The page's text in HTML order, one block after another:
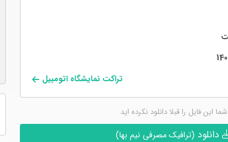
تراکت نمایشگاه اتومبیل
شما این فایل را قبلا دانلود نکرده اید
(ترافیک مصرفی نیم بها)